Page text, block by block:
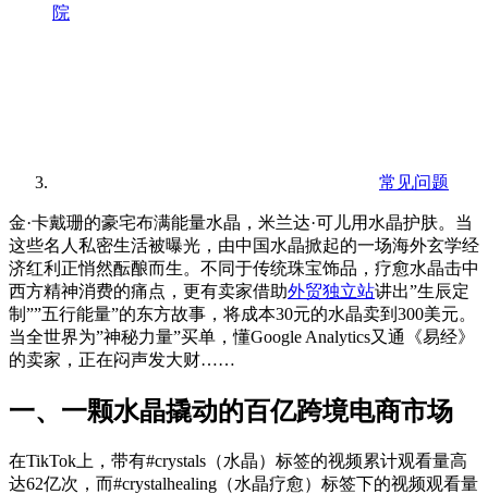
院
常见问题
金·卡戴珊的豪宅布满能量水晶，米兰达·可儿用水晶护肤。当
这些名人私密生活被曝光，由中国水晶掀起的一场海外玄学经
济红利正悄然酝酿而生。不同于传统珠宝饰品，疗愈水晶击中
西方精神消费的痛点，更有卖家借助外贸独立站讲出”生辰定
制””五行能量”的东方故事，将成本30元的水晶卖到300美元。
当全世界为”神秘力量”买单，懂Google Analytics又通《易经》
的卖家，正在闷声发大财……
一、一颗水晶撬动的百亿跨境电商市场
在TikTok上，带有#crystals（水晶）标签的视频累计观看量高
达62亿次，而#crystalhealing（水晶疗愈）标签下的视频观看量